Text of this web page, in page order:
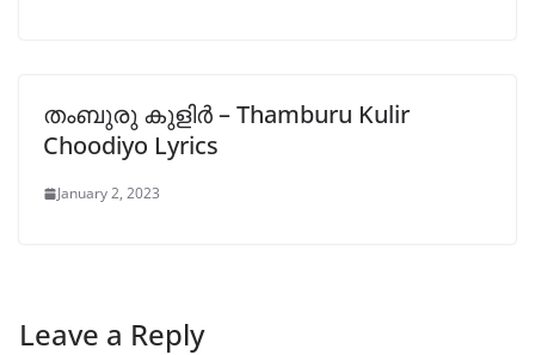
തംബുരു കുളിർ – Thamburu Kulir
Choodiyo Lyrics
January 2, 2023
Leave a Reply